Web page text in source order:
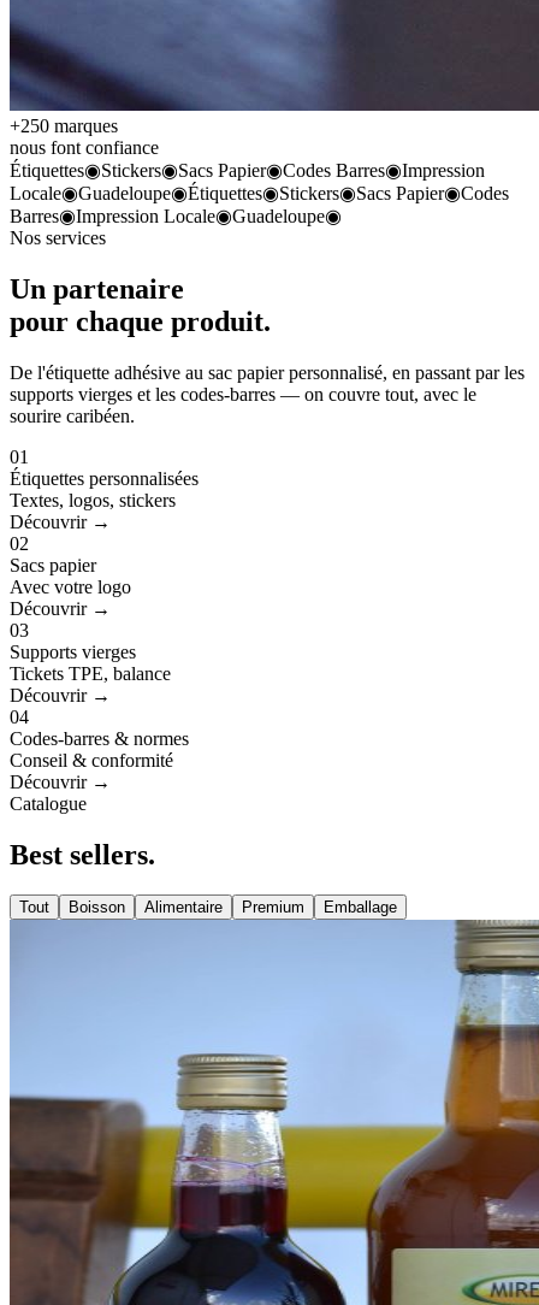
+250 marques
nous font confiance
Étiquettes◉Stickers◉Sacs Papier◉Codes Barres◉Impression
Locale◉Guadeloupe◉Étiquettes◉Stickers◉Sacs Papier◉Codes
Barres◉Impression Locale◉Guadeloupe◉
Nos services
Un partenaire
pour chaque produit.
De l'étiquette adhésive au sac papier personnalisé, en passant par les
supports vierges et les codes-barres — on couvre tout, avec le
sourire caribéen.
01
Étiquettes personnalisées
Textes, logos, stickers
Découvrir →
02
Sacs papier
Avec votre logo
Découvrir →
03
Supports vierges
Tickets TPE, balance
Découvrir →
04
Codes-barres & normes
Conseil & conformité
Découvrir →
Catalogue
Best sellers.
Tout Boisson Alimentaire Premium Emballage